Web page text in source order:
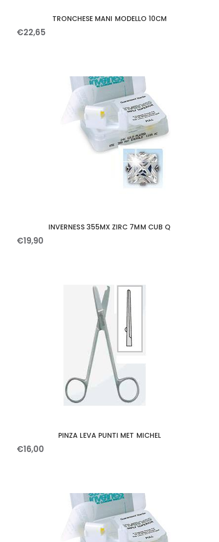
TRONCHESE MANI MODELLO 10CM
€22,65
INVERNESS 355MX ZIRC 7MM CUB Q
€19,90
PINZA LEVA PUNTI MET MICHEL
€16,00